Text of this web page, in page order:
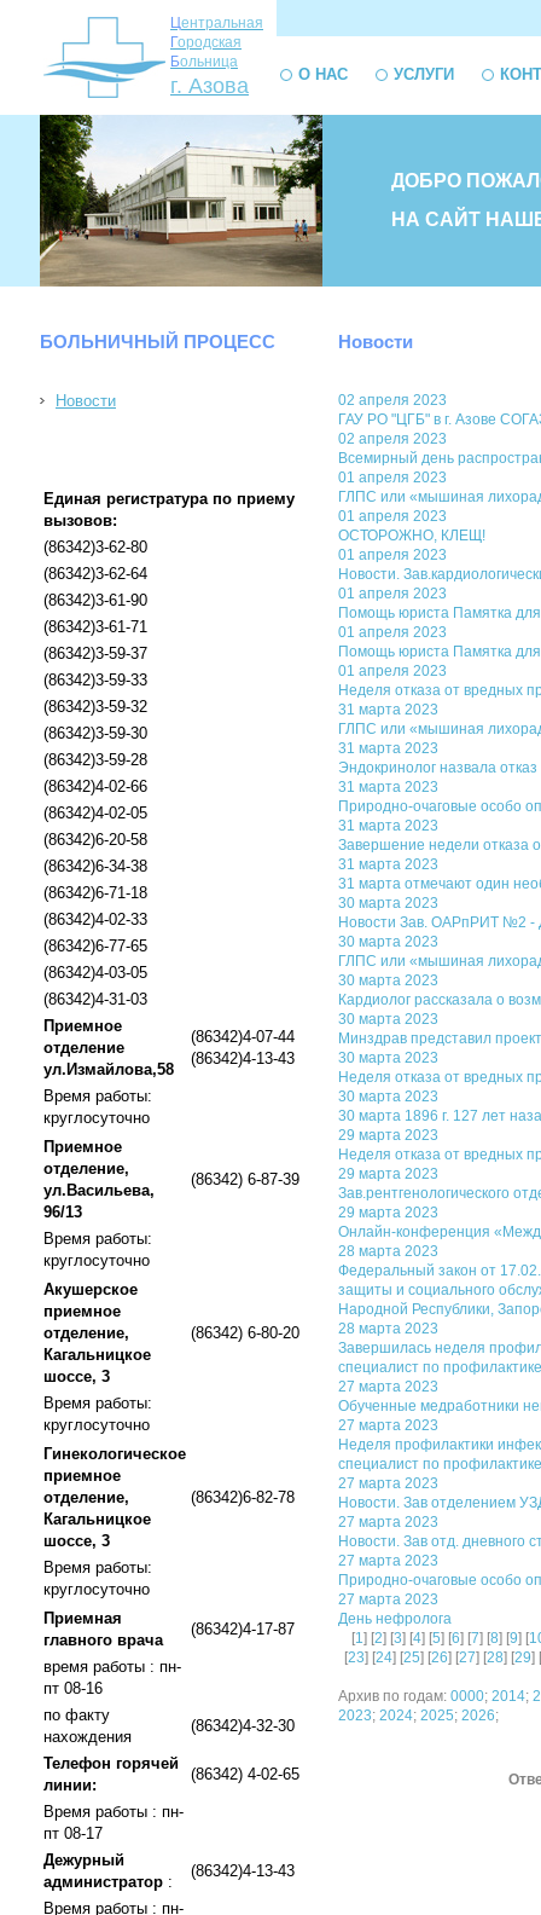
Центральная
Городская
Больница
г. Азова О НАС УСЛУГИ
ДОБРО
НА САЙТ
БОЛЬНИЧНЫЙ ПРОЦЕСС
Новости
Единая регистратура по приему
вызовов:
(86342)3-62-80
(86342)3-62-64
(86342)3-61-90
(86342)3-61-71
(86342)3-59-37
(86342)3-59-33
(86342)3-59-32
(86342)3-59-30
(86342)3-59-28
(86342)4-02-66
(86342)4-02-05
(86342)6-20-58
(86342)6-34-38
(86342)6-71-18
(86342)4-02-33
(86342)6-77-65
(86342)4-03-05
(86342)4-31-03
Приемное
отделение
ул.Измайлова,58
(86342)4-07-44
(86342)4-13-43
Время работы:
круглосуточно
Приемное
отделение,
ул.Васильева,
96/13
(86342) 6-87-39
Время работы:
круглосуточно
Акушерское
приемное
отделение,
Кагальницкое
шоссе, 3
(86342) 6-80-20
Время работы:
круглосуточно
Гинекологическое
приемное
отделение,
Кагальницкое
шоссе, 3
(86342)6-82-78
Время работы:
круглосуточно
Приемная
главного врача
(86342)4-17-87
время работы : пн-
пт 08-16
по факту
нахождения
(86342)4-32-30
Телефон горячей
линии:
(86342) 4-02-65
Время работы : пн-
пт 08-17
Дежурный
администратор :
(86342)4-13-43
Время работы : пн-
Новости
02 апреля 2023
ГАУ РО "ЦГБ" в г. Азове
02 апреля 2023
Всемирный день
01 апреля 2023
ГЛПС или «мышиная
01 апреля 2023
ОСТОРОЖНО, КЛЕЩ!
01 апреля 2023
Новости.
01 апреля 2023
Помощь юриста Памятка для
01 апреля 2023
Помощь юриста Памятка для
01 апреля 2023
Неделя отказа от вредных
31 марта 2023
ГЛПС или «мышиная
31 марта 2023
Эндокринолог назвала
31 марта 2023
Природно-очаговые особо
31 марта 2023
Завершение недели отказа
31 марта 2023
31 марта отмечают один
30 марта 2023
Новости Зав. ОАРпРИТ №2 -
30 марта 2023
ГЛПС или «мышиная
30 марта 2023
Кардиолог рассказала о
30 марта 2023
Минздрав представил
30 марта 2023
Неделя отказа от вредных
30 марта 2023
30 марта 1896 г. 127 лет
29 марта 2023
Неделя отказа от вредных
29 марта 2023
Зав.рентгенологического
29 марта 2023
Онлайн-конференция
28 марта 2023
Федеральный закон от
защиты и социального
Народной Республики,
28 марта 2023
Завершилась неделя
специалист по профилактике
27 марта 2023
Обученные медработники
27 марта 2023
Неделя профилактики
специалист по профилактике
27 марта 2023
Новости. Зав отделением
27 марта 2023
Новости. Зав отд. дневного
27 марта 2023
Природно-очаговые особо
27 марта 2023
День нефролога
[1] [2] [3] [4] [5] [6] [7] [8] [9] [
[23] [24] [25] [26] [27] [28] [29] [
Архив по годам: 0000; 2014;
2023; 2024; 2025; 2026;